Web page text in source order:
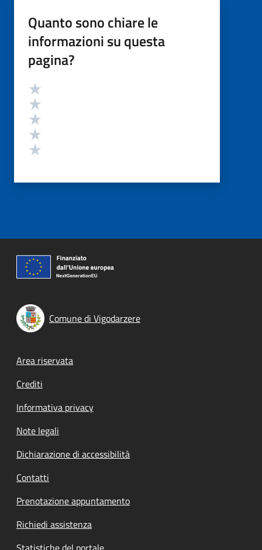
Quanto sono chiare le
informazioni su questa
pagina?
Valutazione
Comune di Vigodarzere
Footer menu
Area riservata
Crediti
Informativa privacy
Note legali
Dichiarazione di accessibilità
Contatti
Prenotazione appuntamento
Richiedi assistenza